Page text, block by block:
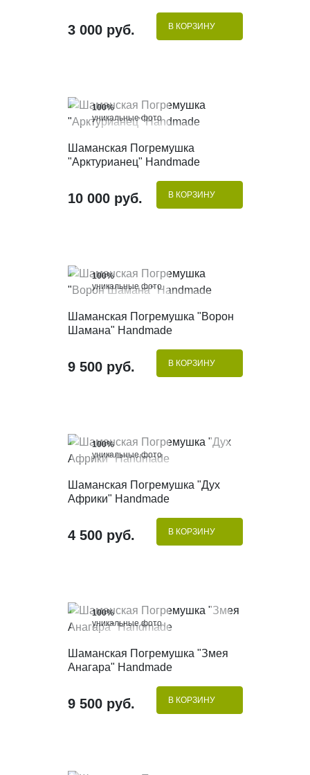
3 000 руб. В КОРЗИНУ
100%
уникальные фото
КУПИТЬ В 1 КЛИК
Шаманская Погремушка
"Арктурианец" Handmade
10 000 руб. В КОРЗИНУ
100%
уникальные фото
КУПИТЬ В 1 КЛИК
Шаманская Погремушка "Ворон
Шамана" Handmade
9 500 руб. В КОРЗИНУ
100%
уникальные фото
КУПИТЬ В 1 КЛИК
Шаманская Погремушка "Дух
Африки" Handmade
4 500 руб. В КОРЗИНУ
100%
уникальные фото
КУПИТЬ В 1 КЛИК
Шаманская Погремушка "Змея
Анагара" Handmade
9 500 руб. В КОРЗИНУ